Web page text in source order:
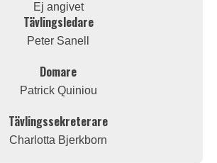
Ej angivet
Tävlingsledare
Peter Sanell
Domare
Patrick Quiniou
Tävlingssekreterare
Charlotta Bjerkborn